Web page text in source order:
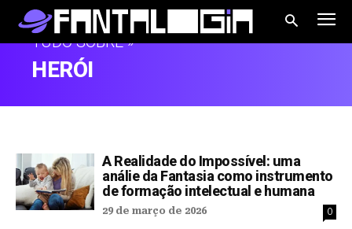
TUDO SOBRE »
HERÓI
A Realidade do Impossível: uma
análie da Fantasia como instrumento
de formação intelectual e humana
29 de março de 2026 0